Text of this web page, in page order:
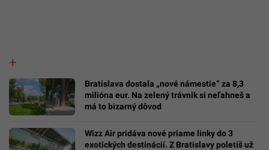
Bratislava dostala „nové námestie“ za 8,3
milióna eur. Na zelený trávnik si neľahneš a
má to bizarný dôvod
Wizz Air pridáva nové priame linky do 3
exotických destinácií. Z Bratislavy poletíš už